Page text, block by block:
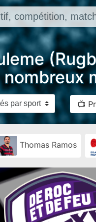
nombreux
📺
Thomas Ramos